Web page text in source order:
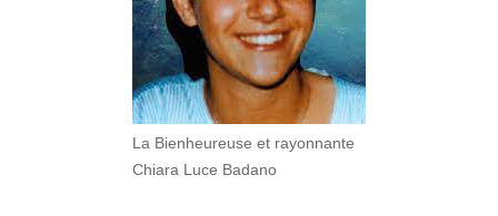
La Bienheureuse et rayonnante
Chiara Luce Badano